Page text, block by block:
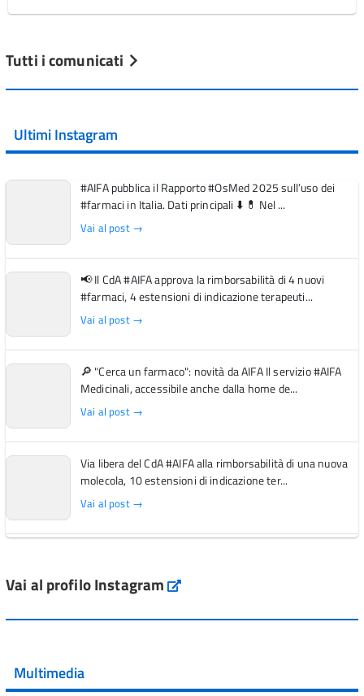
Tutti i comunicati
Ultimi Instagram
#AIFA pubblica il Rapporto #OsMed 2025 sull’uso dei
#farmaci in Italia. Dati principali ⬇️ 💊 Nel ...
Vai al post →
📢 Il CdA #AIFA approva la rimborsabilità di 4 nuovi
#farmaci, 4 estensioni di indicazione terapeuti...
Vai al post →
🔎 "Cerca un farmaco": novità da AIFA Il servizio #AIFA
Medicinali, accessibile anche dalla home de...
Vai al post →
Via libera del CdA #AIFA alla rimborsabilità di una nuova
molecola, 10 estensioni di indicazione ter...
Vai al post →
Vai al post →
Vai al post →
Vai al profilo Instagram Instagram
Multimedia